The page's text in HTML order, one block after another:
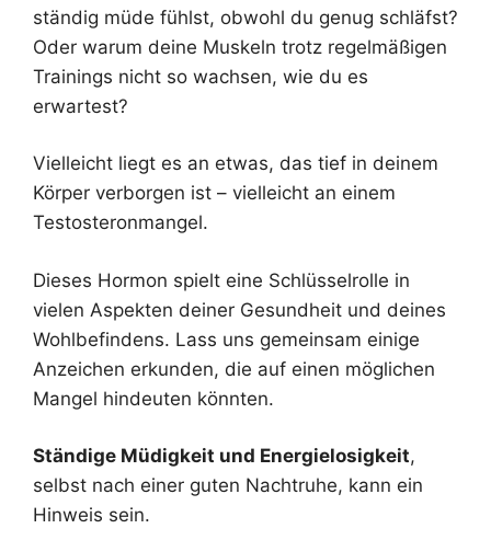
ständig müde fühlst, obwohl du genug schläfst?
Oder warum deine Muskeln trotz regelmäßigen
Trainings nicht so wachsen, wie du es
erwartest?
Vielleicht liegt es an etwas, das tief in deinem
Körper verborgen ist – vielleicht an einem
Testosteronmangel.
Dieses Hormon spielt eine Schlüsselrolle in
vielen Aspekten deiner Gesundheit und deines
Wohlbefindens. Lass uns gemeinsam einige
Anzeichen erkunden, die auf einen möglichen
Mangel hindeuten könnten.
Ständige Müdigkeit und Energielosigkeit,
selbst nach einer guten Nachtruhe, kann ein
Hinweis sein.